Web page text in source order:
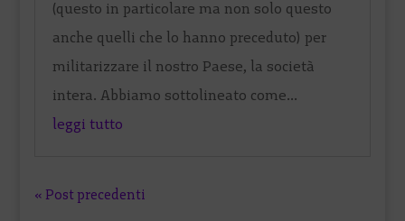
(questo in particolare ma non solo questo
anche quelli che lo hanno preceduto) per
militarizzare il nostro Paese, la società
intera. Abbiamo sottolineato come...
leggi tutto
« Post precedenti